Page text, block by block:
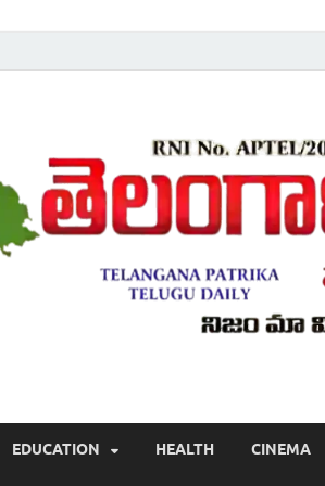
, తాజా వార్తలు , తెలుగు వార్తలు , బ్రేకింగ్ న్యూస్
EDUCATION HEALTH CINEMA